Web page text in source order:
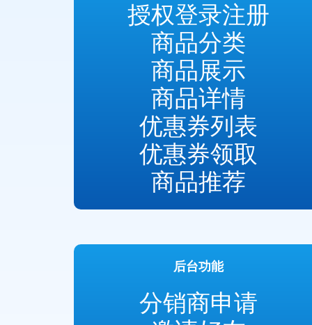
授权登录注册
商品分类
商品展示
商品详情
优惠券列表
优惠券领取
商品推荐
后台功能
分销商申请